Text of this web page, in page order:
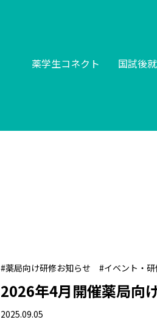
薬学生コネクト 国試後
#薬局向け研修お知らせ #イベント・
2026年4月開催薬局向
2025.09.05